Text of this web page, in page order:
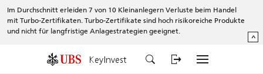
Im Durchschnitt erleiden 7 von 10 Kleinanlegern Verluste beim Handel
mit Turbo-Zertifikaten. Turbo-Zertifikate sind hoch risikoreiche Produkte
und nicht für langfristige Anlagestrategien geeignet.
^
KeyInvest